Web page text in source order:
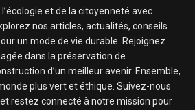
et de la citoyenneté avec
nos articles, actualités, conseils
un mode de vie durable. Rejoignez
dans la préservation de
d’un meilleur avenir. Ensemble,
plus vert et éthique. Suivez-nous
restez connecté à notre mission pour